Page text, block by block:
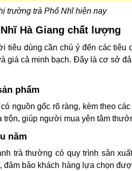
trường trà Phổ Nhĩ hiện nay
Hà Giang chất lượng
dùng cần chú ý đến các tiêu
giá cả minh bạch. Đây là cơ sở
phẩm
nguồn gốc rõ ràng, kèm theo
giúp người mua yên tâm
năm
trà thường có quy trình sản
bảo khách hàng lựa chọn